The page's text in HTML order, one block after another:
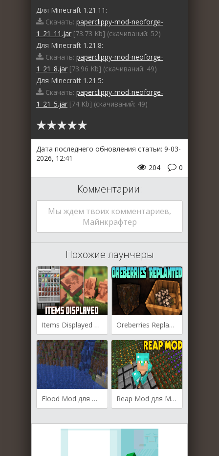
Для Minecraft 1.21.11:
Скачать: paperclippy-mod-neoforge-
1_21_11.jar [73.73 Kb] (cкачиваний: 52)
Для Minecraft 1.21.8:
Скачать: paperclippy-mod-neoforge-
1_21_8.jar [73.96 Kb] (cкачиваний: 49)
Для Minecraft 1.21.5:
Скачать: paperclippy-mod-neoforge-
1_21_5.jar [74 Kb] (cкачиваний: 49)
Дата последнего обновления статьи: 9-03-
2026, 12:41
0
204
Комментарии:
Мы ждем твоих комментариев,
Майнкрафтер
Похожие лаунчеры
Items Displayed для Майнкрафт [1.21.11, 1.21.10, 1.21.8] Oreberries Replanted для Майнкрафт [1.21.8, 1.21.5, 1.21.4]
Flood Mod для Майнкрафт [1.21.1, 1.21, 1.20.1] Reap Mod для Майнкрафт [1.21, 1.20.6, 1.20.4]